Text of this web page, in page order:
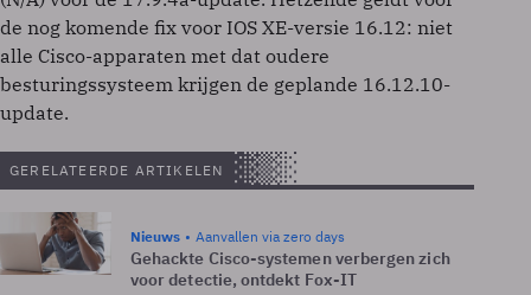
de nog komende fix voor IOS XE-versie 16.12: niet
alle Cisco-apparaten met dat oudere
besturingssysteem krijgen de geplande 16.12.10-
update.
GERELATEERDE ARTIKELEN
Nieuws Aanvallen via zero days
Gehackte Cisco-systemen verbergen zich
voor detectie, ontdekt Fox-IT